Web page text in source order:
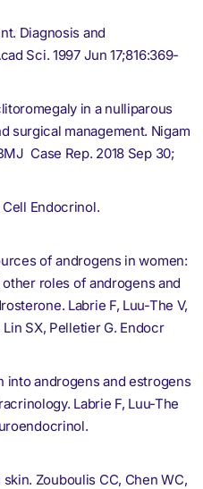
Diagnosis and
Sci. 1997 Jun 17;816:369-
in a nulliparous
surgical management. Nigam
Case Rep. 2018 Sep 30;
Endocrinol.
of androgens in women:
roles of androgens and
Labrie F, Luu-The V,
SX, Pelletier G. Endocr
into androgens and estrogens
Labrie F, Luu-The
Zouboulis CC, Chen WC,